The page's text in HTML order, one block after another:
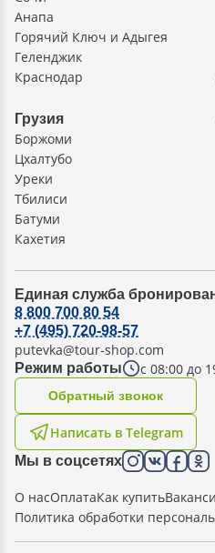
Анапа
Горячий Ключ и Адыгея
Геленджик
Краснодар
Грузия
Боржоми
Цхалтубо
Уреки
Тбилиси
Батуми
Кахетия
Единая служба
Режим работы с 08:00 до
8 800 700 80 54
+7 (495) 720-98-57
putevka@tour-shop.com
Написать в Telegram
Oбратный звонок
Мы в соцсетях
О насОплатаКак купить
Политика обработки